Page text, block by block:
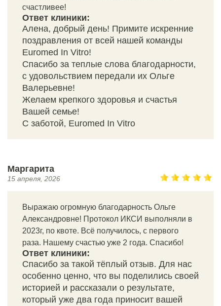
счастливее!
Ответ клиники:
Алена, добрый день! Примите искренние
поздравления от всей нашей команды
Euromed In Vitro!
Спасибо за теплые слова благодарности,
с удовольствием передали их Ольге
Валерьевне!
Желаем крепкого здоровья и счастья
Вашей семье!
С заботой, Euromed In Vitro
Маргарита
15 апреля, 2026
Выражаю огромную благодарность Ольге
Александровне! Протокол ИКСИ выполняли в
2023г, по квоте. Всë получилось, с первого
раза. Нашему счастью уже 2 года. Спасибо!
Ответ клиники:
Спасибо за такой тёплый отзыв. Для нас
особенно ценно, что вы поделились своей
историей и рассказали о результате,
который уже два года приносит вашей